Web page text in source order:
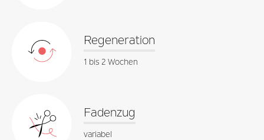
Regeneration
1 bis 2 Wochen
Fadenzug
variabel